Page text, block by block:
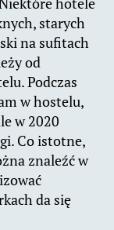
starych
na sufitach
od
Podczas
w hostelu,
w 2020
Co istotne,
znaleźć w
da się